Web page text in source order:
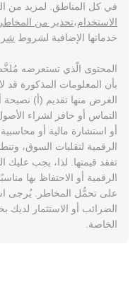
في كل المناطق. لمزيد من
الاستخدام،تحذير من المخاطر
خدماتها الإضافية لشروط
المحتوى الّذي تستعرضه
بأن المعلومات المذكورة قد
الغرض منها تقديم (أ)
التماس أو حافز لشراء
أو استشارة مالية أو
الرقمية لتقلبات السوق،
تفقد قيمتها. لذا، يجب عليك
الرقمية أو الاحتفاظ بها
على تحمُّل المخاطر. يُرجى
الضرائب أو الاستثمار
الخاصة.